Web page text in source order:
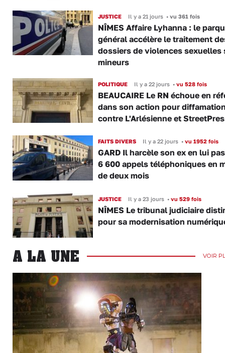
JUSTICE Il y a 21 jours •vu 361 fois
NÎMES Affaire Lyhanna : le
général accélère le traitement
dossiers de violences sexuelles
mineurs
POLITIQUE Il y a 22 jours •vu 528 fois
BEAUCAIRE Le RN échoue en
dans son action pour
contre L'Arlésienne et
FAITS DIVERS Il y a 22 jours •vu 1952 fois
GARD Il harcèle son ex en lui
6 600 appels téléphoniques en
de deux mois
JUSTICE Il y a 23 jours •vu 529 fois
NÎMES Le tribunal judiciaire
pour sa modernisation
A LA UNE VOIR